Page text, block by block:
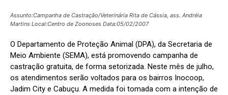
Assunto:Campanha de Castração/Veterinária Rita de Cássia, ass. Andréia
Martins Local:Centro de Zoonoses Data:05/02/2007
O Departamento de Proteção Animal (DPA), da Secretaria de
Meio Ambiente (SEMA), está promovendo campanha de
castração gratuita, de forma setorizada. Neste mês de julho,
os atendimentos serão voltados para os bairros Inocoop,
Jadim City e Cabuçu. A medida foi tomada com a intenção de